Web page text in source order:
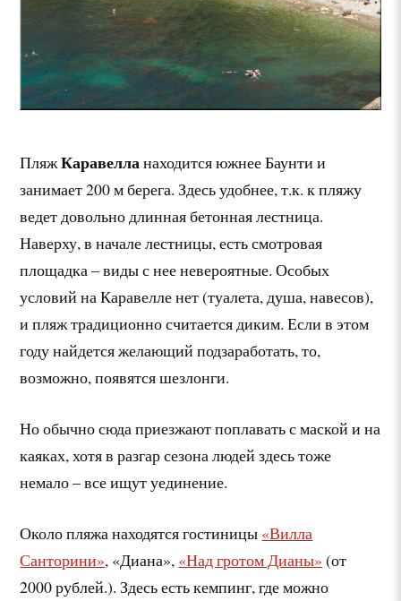
ПляжКаравелланаходится южнее Баунти и
занимает 200 м берега. Здесь удобнее, т.к. к пляжу
ведет довольно длинная бетонная лестница.
Наверху, в начале лестницы, есть смотровая
площадка – виды с нее невероятные. Особых
условий на Каравелле нет (туалета, душа, навесов),
и пляж традиционно считается диким. Если в этом
году найдется желающий подзаработать, то,
возможно, появятся шезлонги.
Но обычно сюда приезжают поплавать с маской и на
каяках, хотя в разгар сезона людей здесь тоже
немало – все ищут уединение.
Около пляжа находятся гостиницы «Вилла
Санторини», «Диана», «Над гротом Дианы» (от
2000 рублей.). Здесь есть кемпинг, где можно